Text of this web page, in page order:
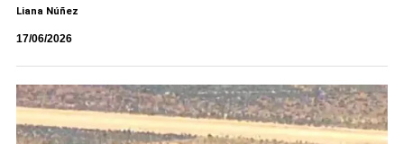
Liana Núñez
17/06/2026